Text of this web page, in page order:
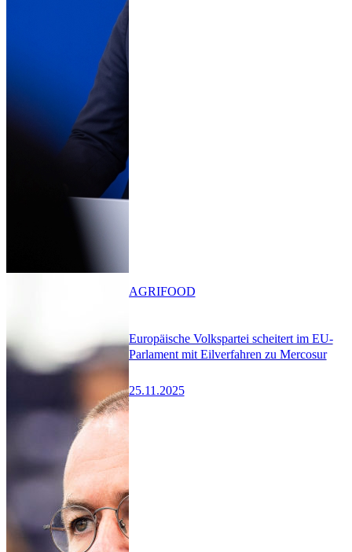
Europäische Volkspartei scheitert im EU-
Parlament mit Eilverfahren zu Mercosur
25.11.2025
AGRIFOOD